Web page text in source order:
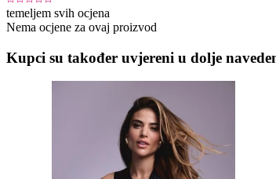
temeljem svih ocjena
Nema ocjene za ovaj proizvod
Kupci su također uvjereni u dolje